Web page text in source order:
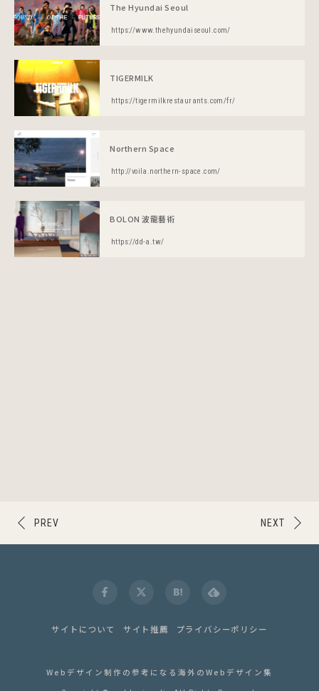
The Hyundai Seoul
https://www.thehyundaiseoul.com/
TIGERMILK
https://tigermilkrestaurants.com/fr/
Northern Space
http://voila.northern-space.com/
BOLON 波龍藝術
https://dd-a.tw/
NEXT
PREV
サイトについて サイト推薦 プライバシーポリシー
Webデザイン制作の参考になる海外のWebデザイン集